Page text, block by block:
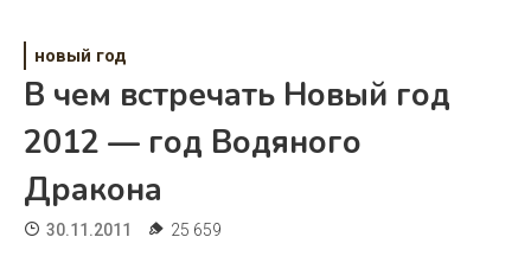
Дом
Жизнь
Хобби
Красота
новый год
В чем встречать Новый год
2012 — год Водяного
Дракона
30.11.2011 25 659